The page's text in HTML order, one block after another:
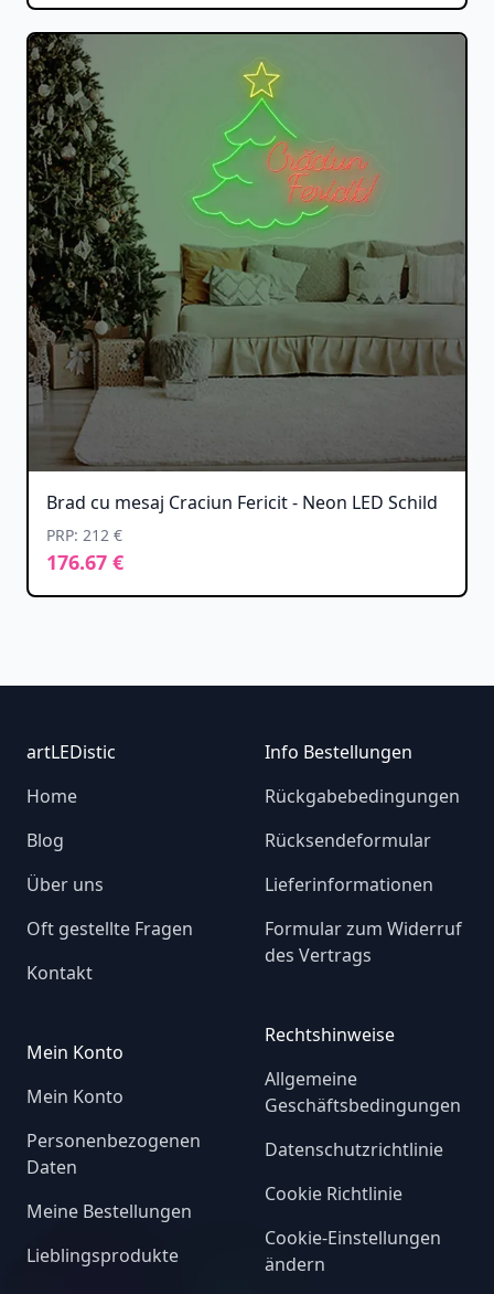
Brad cu mesaj Craciun Fericit - Neon LED Schild
PRP: 212 €
176.67 €
Footer
artLEDistic
Home
Blog
Über uns
Oft gestellte Fragen
Kontakt
Mein Konto
Mein Konto
Personenbezogenen
Daten
Meine Bestellungen
Lieblingsprodukte
Info Bestellungen
Rückgabebedingungen
Rücksendeformular
Lieferinformationen
Formular zum Widerruf
des Vertrags
Rechtshinweise
Allgemeine
Geschäftsbedingungen
Datenschutzrichtlinie
Cookie Richtlinie
Cookie-Einstellungen
ändern